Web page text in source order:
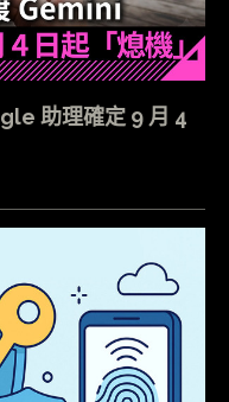
助理確定 9 月 4